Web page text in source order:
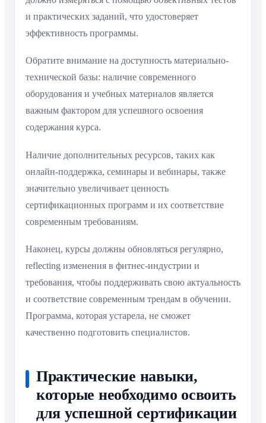
и практических заданий, что удостоверяет
эффективность программы.
Обратите внимание на доступность материально-
технической базы: наличие современного
оборудования и учебных материалов является
важным фактором для успешного освоения
содержания курса.
Наличие дополнительных ресурсов, таких как
онлайн-поддержка, семинары и вебинары, также
значительно увеличивает ценность
сертификационных программ и их соответствие
современным требованиям.
Наконец, курсы должны обновляться регулярно,
reflecting изменения в фитнес-индустрии и
требования, чтобы поддерживать свою актуальность
и соответствие современным трендам в обучении.
Программа, которая устарела, не сможет
качественно подготовить специалистов.
Практические навыки,
которые необходимо освоить
для успешной сертификации